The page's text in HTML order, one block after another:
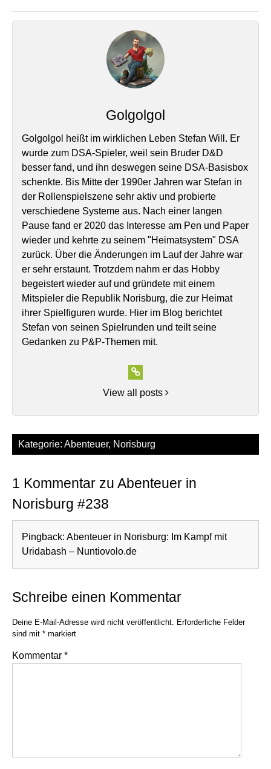
Golgolgol
Golgolgol heißt im wirklichen Leben Stefan Will. Er
wurde zum DSA-Spieler, weil sein Bruder D&D
besser fand, und ihn deswegen seine DSA-Basisbox
schenkte. Bis Mitte der 1990er Jahren war Stefan in
der Rollenspielszene sehr aktiv und probierte
verschiedene Systeme aus. Nach einer langen
Pause fand er 2020 das Interesse am Pen und Paper
wieder und kehrte zu seinem "Heimatsystem" DSA
zurück. Über die Änderungen im Lauf der Jahre war
er sehr erstaunt. Trotzdem nahm er das Hobby
begeistert wieder auf und gründete mit einem
Mitspieler die Republik Norisburg, die zur Heimat
ihrer Spielfiguren wurde. Hier im Blog berichtet
Stefan von seinen Spielrunden und teilt seine
Gedanken zu P&P-Themen mit.
View all posts
Kategorie: Abenteuer, Norisburg
1 Kommentar zu Abenteuer in
Norisburg #238
Pingback: Abenteuer in Norisburg: Im Kampf mit
Uridabash – Nuntiovolo.de
Schreibe einen Kommentar
Deine E-Mail-Adresse wird nicht veröffentlicht. Erforderliche Felder
sind mit * markiert
Kommentar *